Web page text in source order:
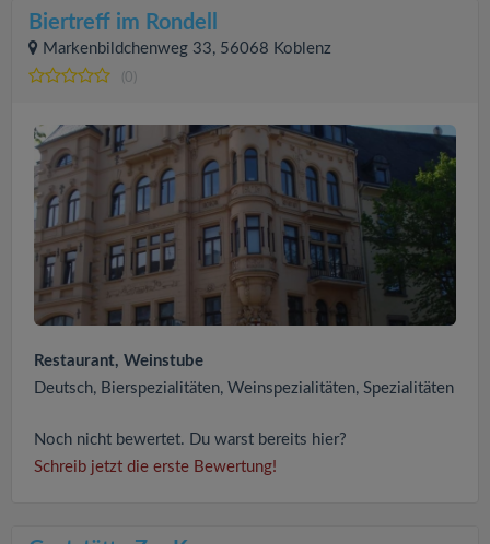
Biertreff im Rondell
Markenbildchenweg 33, 56068 Koblenz
(0)
Restaurant, Weinstube
Deutsch, Bierspezialitäten, Weinspezialitäten, Spezialitäten
Noch nicht bewertet. Du warst bereits hier?
Schreib jetzt die erste Bewertung!